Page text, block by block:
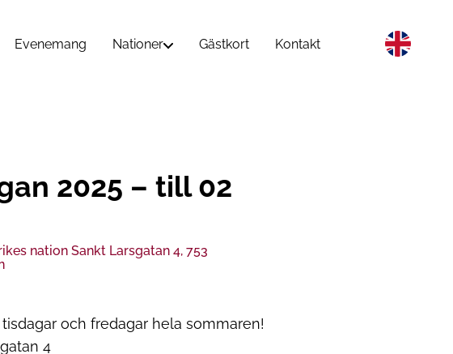
Evenemang Nationer Gästkort Kontakt
2025 – till 02
nation Sankt Larsgatan 4, 753
och fredagar hela sommaren!
4